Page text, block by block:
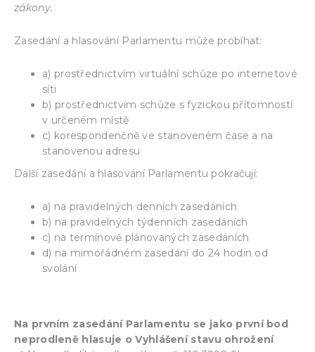
zákony.
Zasedání a hlasování Parlamentu může probíhat:
a) prostřednictvím virtuální schůze po internetové
síti
b) prostřednictvím schůze s fyzickou přítomností
v určeném místě
c) korespondenčně ve stanoveném čase a na
stanovenou adresu
Další zasedání a hlasování Parlamentu pokračují:
a) na pravidelných denních zasedáních
b) na pravidelných týdenních zasedáních
c) na termínově plánovaných zasedáních
d) na mimořádném zasedání do 24 hodin od
svolání
Na prvním zasedání Parlamentu se jako první bod
neprodleně hlasuje o Vyhlášení stavu ohrožení